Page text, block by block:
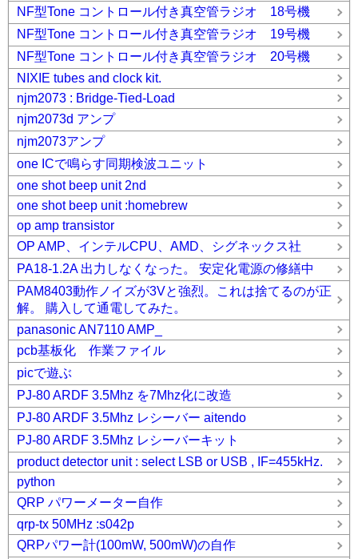
NF型Tone コントロール付き真空管ラジオ 18号機
NF型Tone コントロール付き真空管ラジオ 19号機
NF型Tone コントロール付き真空管ラジオ 20号機
NIXIE tubes and clock kit.
njm2073 : Bridge-Tied-Load
njm2073d アンプ
njm2073アンプ
one ICで鳴らす同期検波ユニット
one shot beep unit 2nd
one shot beep unit :homebrew
op amp transistor
OP AMP、インテルCPU、AMD、シグネックス社
PA18-1.2A 出力しなくなった。 安定化電源の修繕中
PAM8403動作ノイズが3Vと強烈。これは捨てるのが正
解。 購入して通電してみた。
panasonic AN7110 AMP_
pcb基板化 作業ファイル
picで遊ぶ
PJ-80 ARDF 3.5Mhz を7Mhz化に改造
PJ-80 ARDF 3.5Mhz レシーバー aitendo
PJ-80 ARDF 3.5Mhz レシーバーキット
product detector unit : select LSB or USB , IF=455kHz.
python
QRP パワーメーター自作
qrp-tx 50MHz :s042p
QRPパワー計(100mW, 500mW)の自作